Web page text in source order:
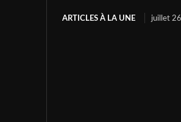
ARTICLES À LA UNE juillet